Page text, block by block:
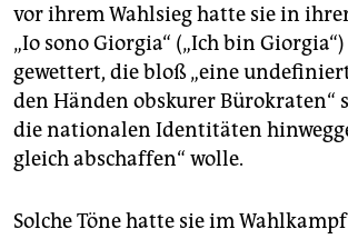
vor ihrem Wahlsieg hatte sie in
„Io sono Giorgia“ („Ich bin
gewettert, die bloß „eine
den Händen obskurer Bürokraten“
die nationalen Identitäten
gleich abschaffen“ wolle.
Solche Töne hatte sie im